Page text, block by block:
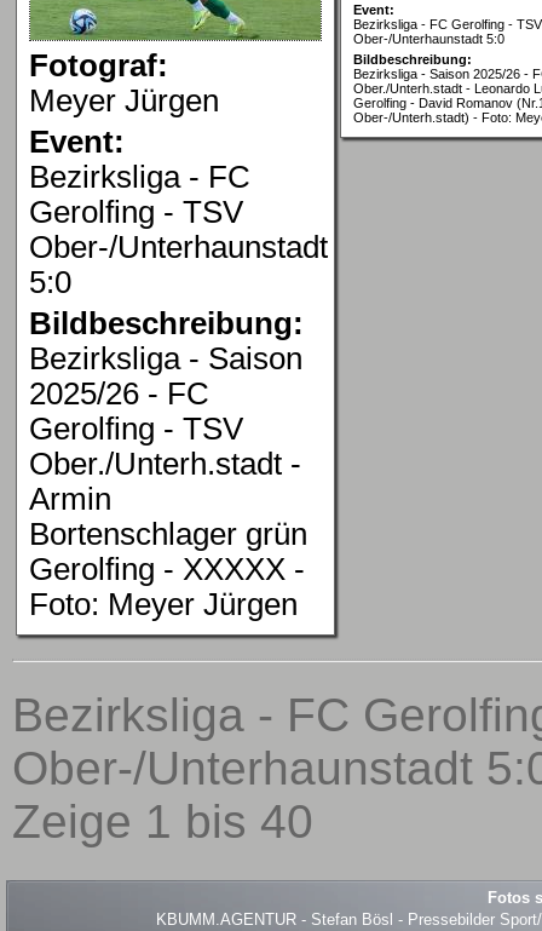
Fotograf:
Meyer Jürgen
Event:
Bezirksliga - FC
Gerolfing - TSV
Ober-/Unterhaunstadt
5:0
Bildbeschreibung:
Bezirksliga - Saison
2025/26 - FC
Gerolfing - TSV
Ober./Unterh.stadt -
Armin
Bortenschlager grün
Gerolfing - XXXXX -
Foto: Meyer Jürgen
Event:
Bezirksliga - FC Gerolfing - TSV
Ober-/Unterhaunstadt 5:0
Bildbeschreibung:
Bezirksliga - Saison 2025/26 -
Ober./Unterh.stadt - Leonardo
Gerolfing - David Romanov
Ober-/Unterh.stadt) - Foto:
Bezirksliga - FC
Ober-/Unterhaunstadt
Zeige 1 bis 40
Fotos
KBUMM.AGENTUR - Stefan Bösl - Pressebilder